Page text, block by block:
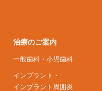
治療のご案内
一般歯科・小児歯科
インプラント・
インプラント周囲炎